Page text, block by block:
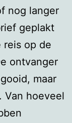
nog langer
geplakt
reis op de
ontvanger
maar
Van hoeveel